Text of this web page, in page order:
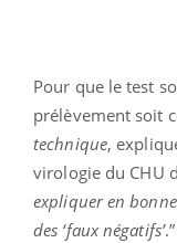
Pour que le test
prélèvement soit
technique,
virologie du CHU
expliquer en
des ‘faux négatifs’.”